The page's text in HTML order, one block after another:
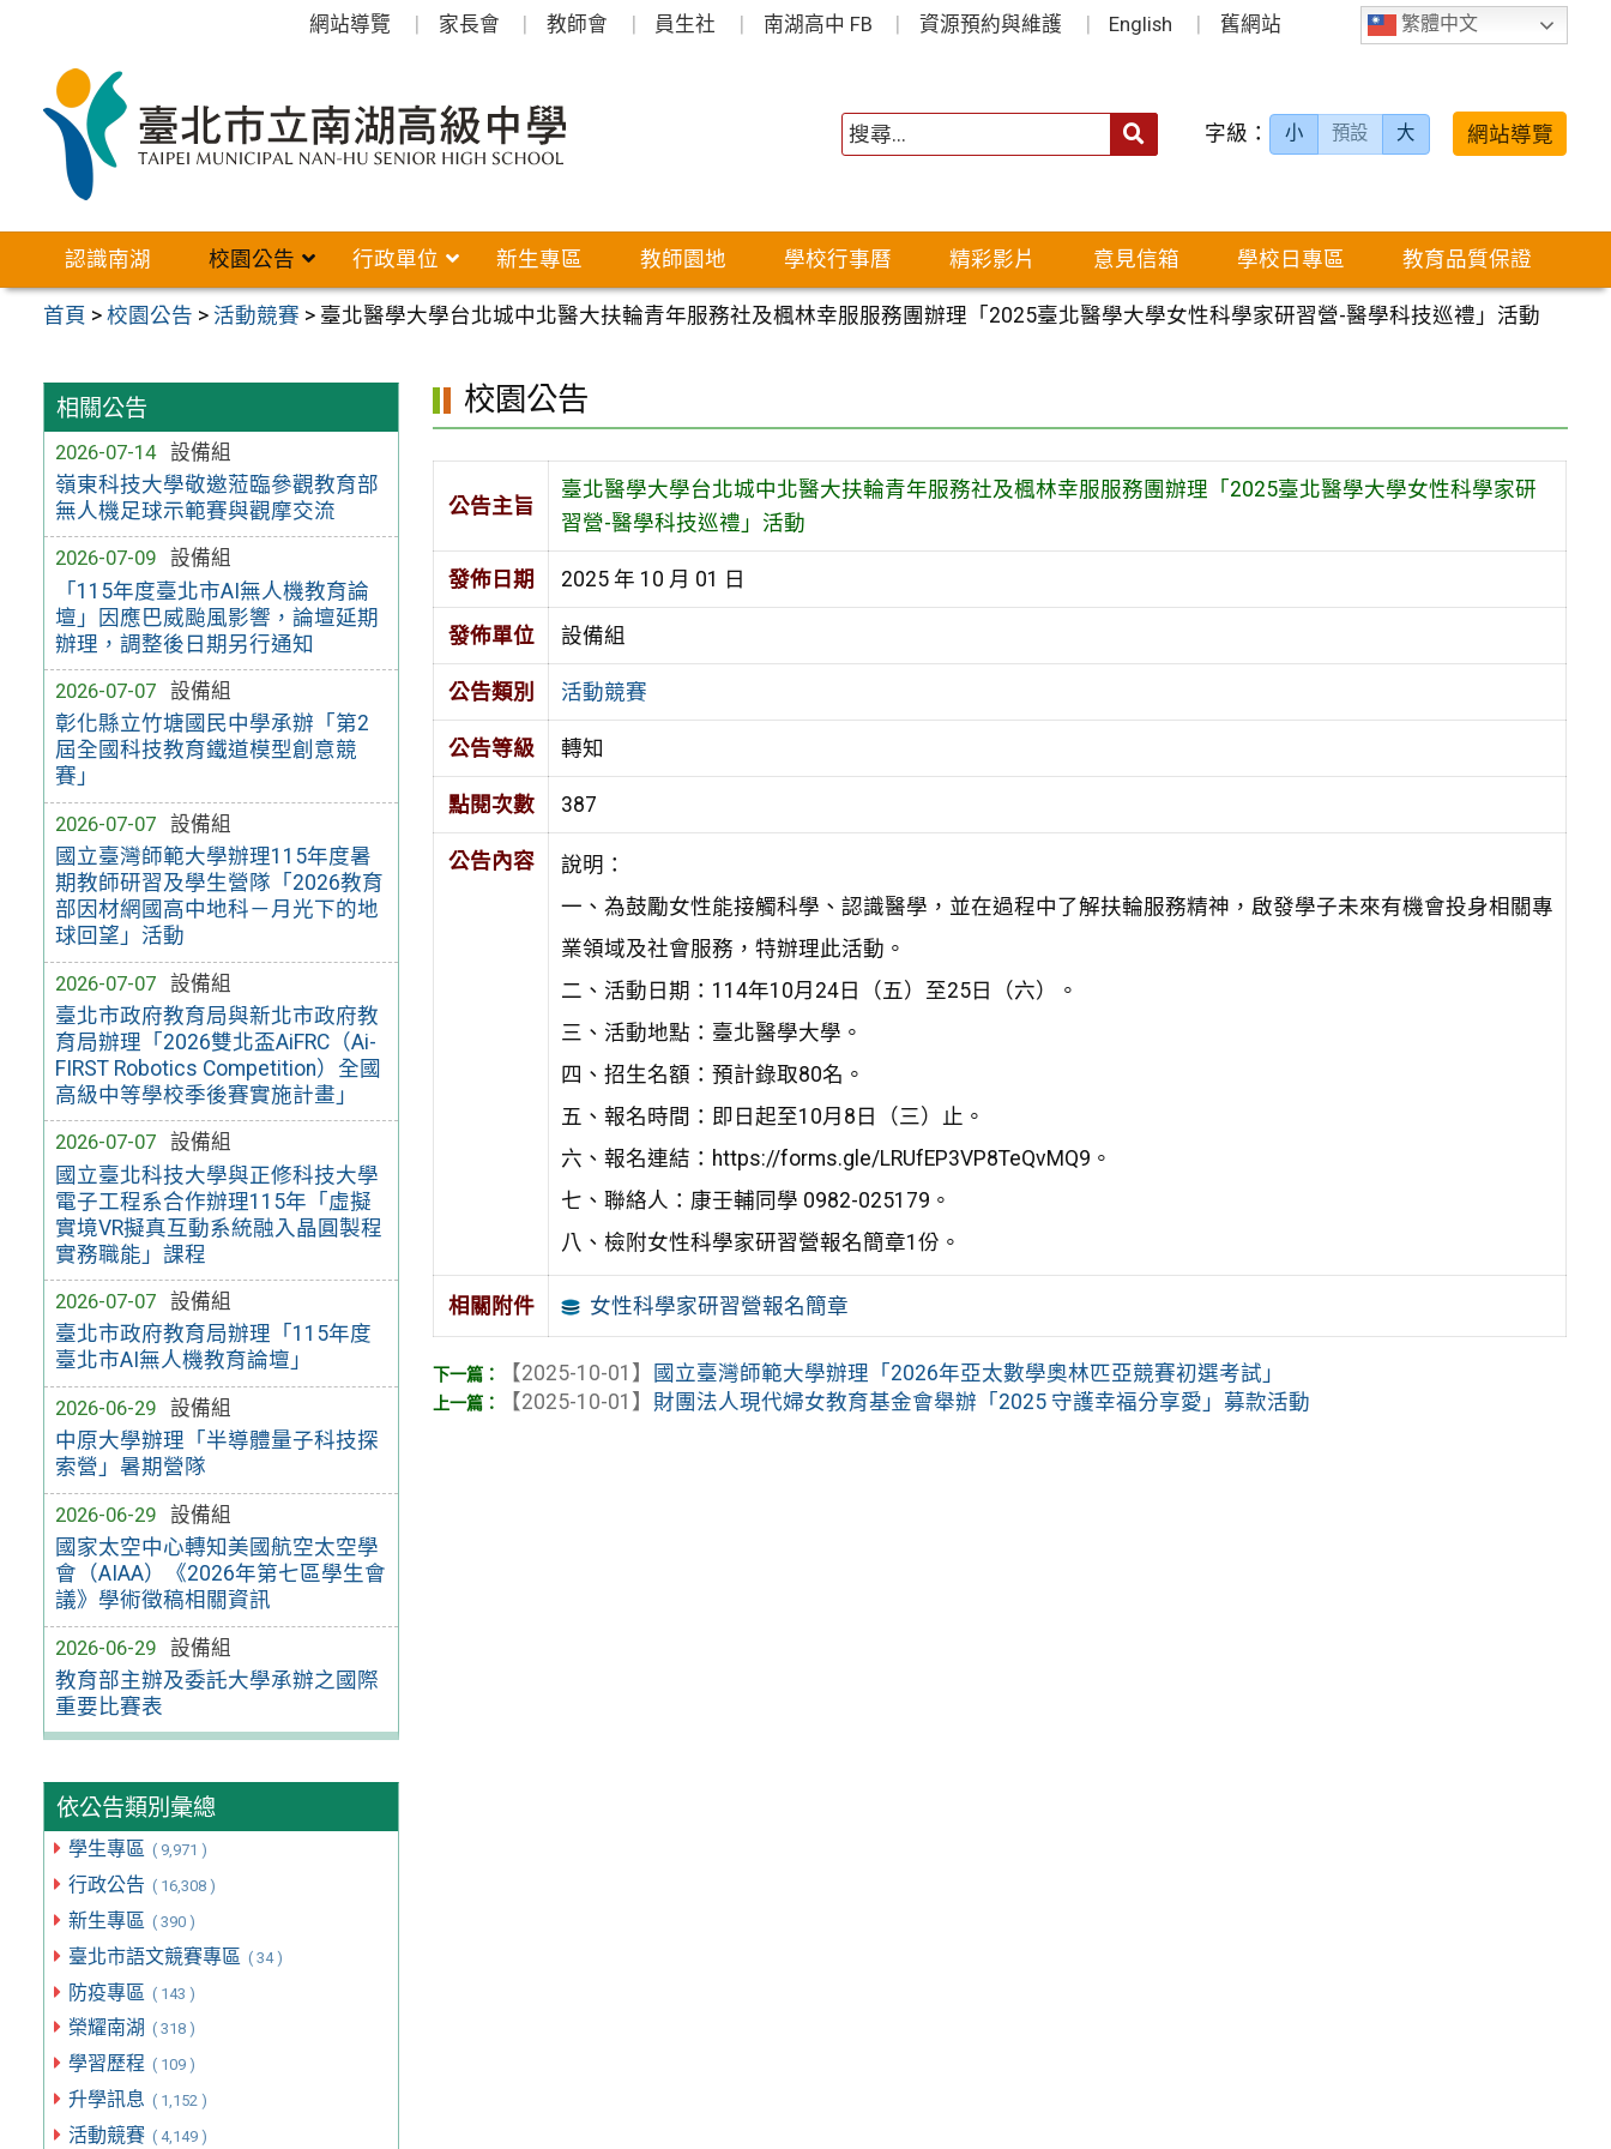
繁體中文
網站導覽 家長會 教師會 員生社 南湖高中 FB 資源預約與維護 English 舊網站
字級： 小 預設 大 網站導覽
認識南湖 校園公告 行政單位 新生專區 教師園地 學校行事曆 精彩影片 意見信箱 學校日專區 教育品質保證
首頁 >校園公告 > 活動競賽 > 臺北醫學大學台北城中北醫大扶輪青年服務社及楓林幸服服務團辦理「2025臺北醫學大學女性科學家研習營-醫學科技巡禮」活動
相關公告
2026-07-14
設備組
嶺東科技大學敬邀蒞臨參觀教育部
無人機足球示範賽與觀摩交流
2026-07-09
設備組
「115年度臺北市AI無人機教育論
壇」因應巴威颱風影響，論壇延期
辦理，調整後日期另行通知
2026-07-07
設備組
彰化縣立竹塘國民中學承辦「第2
屆全國科技教育鐵道模型創意競
賽」
2026-07-07
設備組
國立臺灣師範大學辦理115年度暑
期教師研習及學生營隊「2026教育
部因材網國高中地科－月光下的地
球回望」活動
2026-07-07
設備組
臺北市政府教育局與新北市政府教
育局辦理「2026雙北盃AiFRC（Ai-
FIRST Robotics Competition）全國
高級中等學校季後賽實施計畫」
2026-07-07
設備組
國立臺北科技大學與正修科技大學
電子工程系合作辦理115年「虛擬
實境VR擬真互動系統融入晶圓製程
實務職能」課程
2026-07-07
設備組
臺北市政府教育局辦理「115年度
臺北市AI無人機教育論壇」
2026-06-29
設備組
中原大學辦理「半導體量子科技探
索營」暑期營隊
2026-06-29
設備組
國家太空中心轉知美國航空太空學
會（AIAA）《2026年第七區學生會
議》學術徵稿相關資訊
2026-06-29
設備組
教育部主辦及委託大學承辦之國際
重要比賽表
依公告類別彙總
學生專區 ( 9,971 )
行政公告 ( 16,308 )
新生專區 ( 390 )
臺北市語文競賽專區 ( 34 )
防疫專區 ( 143 )
榮耀南湖 ( 318 )
學習歷程 ( 109 )
升學訊息 ( 1,152 )
活動競賽 ( 4,149 )
校園公告
公告主旨
臺北醫學大學台北城中北醫大扶輪青年服務社及楓林幸服服務團辦理「2025臺北醫學大學女性科學家研
習營-醫學科技巡禮」活動
發佈日期 2025 年 10 月 01 日
發佈單位 設備組
公告類別 活動競賽
公告等級 轉知
點閱次數 387
公告內容
說明：
一、為鼓勵女性能接觸科學、認識醫學，並在過程中了解扶輪服務精神，啟發學子未來有機會投身相關專
業領域及社會服務，特辦理此活動。
二、活動日期：114年10月24日（五）至25日（六）。
三、活動地點：臺北醫學大學。
四、招生名額：預計錄取80名。
五、報名時間：即日起至10月8日（三）止。
六、報名連結：https://forms.gle/LRUfEP3VP8TeQvMQ9。
七、聯絡人：康壬輔同學 0982-025179。
八、檢附女性科學家研習營報名簡章1份。
相關附件 女性科學家研習營報名簡章
【2025-10-01】 國立臺灣師範大學辦理「2026年亞太數學奧林匹亞競賽初選考試」
【2025-10-01】 財團法人現代婦女教育基金會舉辦「2025 守護幸福分享愛」募款活動